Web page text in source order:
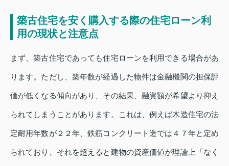
築古住宅を安く購入する際の住宅ローン利
用の現状と注意点
まず、築古住宅であっても住宅ローンを利用できる場合があ
ります。ただし、築年数が経過した物件は金融機関の担保評
価が低くなる傾向があり、その結果、融資額が希望より抑え
られてしまうことがあります。これは、例えば木造住宅の法
定耐用年数が２２年、鉄筋コンクリート造では４７年と定め
られており、それを超えると建物の資産価値が理論上「なく